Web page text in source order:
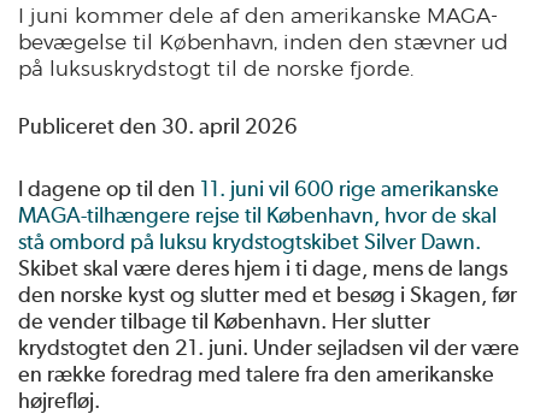
I juni kommer dele af den amerikanske MAGA-
bevægelse til København, inden den stævner ud
på luksuskrydstogt til de norske fjorde.
Publiceret den 30. april 2026
I dagene op til den 11. juni vil 600 rige amerikanske
MAGA-tilhængere rejse til København, hvor de skal
stå ombord på luksu krydstogtskibet Silver Dawn.
Skibet skal være deres hjem i ti dage, mens de langs
den norske kyst og slutter med et besøg i Skagen, før
de vender tilbage til København. Her slutter
krydstogtet den 21. juni. Under sejladsen vil der være
en række foredrag med talere fra den amerikanske
højrefløj.